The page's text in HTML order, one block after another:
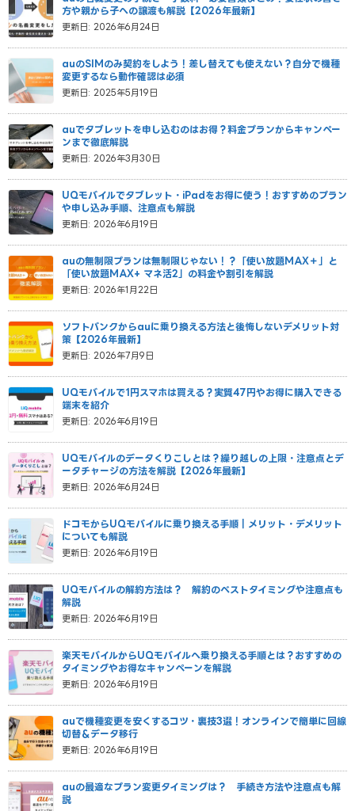
更新日: 2026年6月24日
方や親から子への譲渡も解説【2026年最新】
更新日: 2025年5月19日
auのSIMのみ契約をしよう！差し替えても使えない？自分で機種
変更するなら動作確認は必須
更新日: 2026年3月30日
auでタブレットを申し込むのはお得？料金プランからキャンペー
ンまで徹底解説
更新日: 2026年6月19日
UQモバイルでタブレット・iPadをお得に使う！おすすめのプラン
や申し込み手順、注意点も解説
更新日: 2026年1月22日
auの無制限プランは無制限じゃない！？「使い放題MAX＋」と
「使い放題MAX+ マネ活2」の料金や割引を解説
更新日: 2026年7月9日
ソフトバンクからauに乗り換える方法と後悔しないデメリット対
策【2026年最新】
更新日: 2026年6月19日
UQモバイルで1円スマホは買える？実質47円やお得に購入できる
端末を紹介
更新日: 2026年6月24日
UQモバイルのデータくりこしとは？繰り越しの上限・注意点とデ
ータチャージの方法を解説【2026年最新】
更新日: 2026年6月19日
ドコモからUQモバイルに乗り換える手順｜メリット・デメリット
についても解説
更新日: 2026年6月19日
UQモバイルの解約方法は？ 解約のベストタイミングや注意点も
解説
更新日: 2026年6月19日
楽天モバイルからUQモバイルへ乗り換える手順とは？おすすめの
タイミングやお得なキャンペーンを解説
更新日: 2026年6月19日
auで機種変更を安くするコツ・裏技3選！オンラインで簡単に回線
切替＆データ移行
auの最適なプラン変更タイミングは？ 手続き方法や注意点も解
説